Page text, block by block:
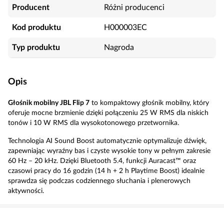
Producent Różni producenci
Kod produktu H000003EC
Typ produktu Nagroda
Opis
Głośnik mobilny JBL Flip 7 to kompaktowy głośnik mobilny, który
oferuje mocne brzmienie dzięki połączeniu 25 W RMS dla niskich
tonów i 10 W RMS dla wysokotonowego przetwornika.
Technologia AI Sound Boost automatycznie optymalizuje dźwięk,
zapewniając wyraźny bas i czyste wysokie tony w pełnym zakresie
60 Hz – 20 kHz. Dzięki Bluetooth 5.4, funkcji Auracast™ oraz
czasowi pracy do 16 godzin (14 h + 2 h Playtime Boost) idealnie
sprawdza się podczas codziennego słuchania i plenerowych
aktywności.